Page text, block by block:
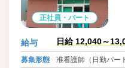
正社員・パート
給与 日給 12,040～
募集形態
准看護師（日勤パー